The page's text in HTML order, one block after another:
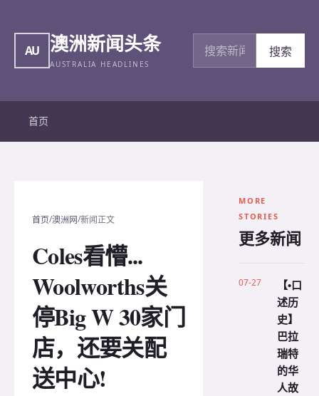
AU 澳洲新闻头条
AUSTRALIA HEADLINES
搜索新闻
搜索
首页
首页/澳洲网/新闻正文
Coles看懵...
Woolworths关
停Big W 30家门
店，还要关配
送中心!
MORE
STORIES
更多新闻
07-27
【•口
述历
史】
巴拉
瑞特
的华
人故